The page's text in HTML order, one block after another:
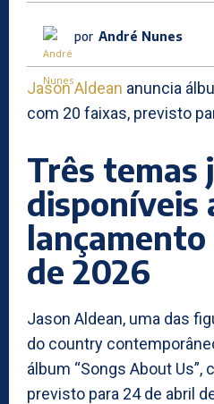
por André Nunes
Jason Aldean anuncia
com 20 faixas, previsto
Três temas
disponíveis
de 2026
Jason Aldean, uma das
do country
álbum “Songs About Us”,
previsto para 24 de abril